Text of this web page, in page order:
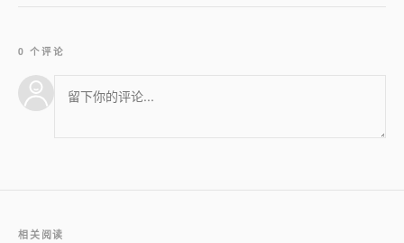
0 个评论
相关阅读